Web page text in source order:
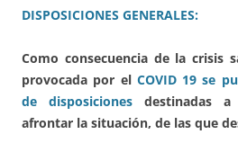
DISPOSICIONES GENERALES:
Como consecuencia de la crisis
provocada por el COVID 19 se
de disposicionesdestinadas a
afrontar la situación, de las que